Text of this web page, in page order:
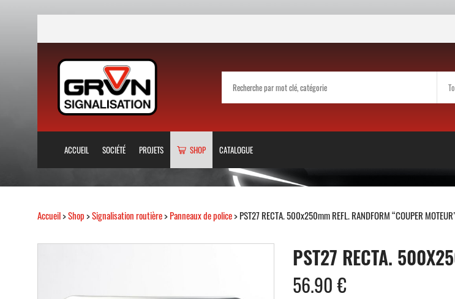
ACCUEIL SOCIÉTÉ PROJETS SHOP CATALOGUE
Accueil>Shop>Signalisation routière>Panneaux de police> PST27 RECTA. 500x250mm REFL. RANDFORM “COUPER
PST27 RECTA.
56.90€